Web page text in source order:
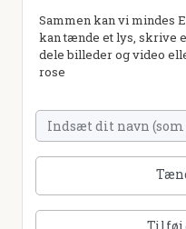
Sammen kan vi mindes
kan tænde et lys, skrive
dele billeder og video
rose